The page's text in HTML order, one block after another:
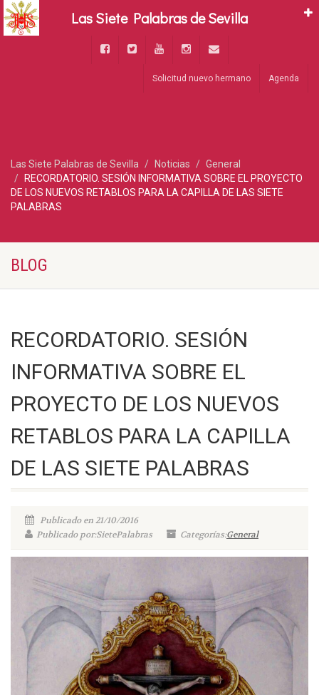
Solicitud nuevo hermano Agenda
Las Siete Palabras de Sevilla Noticias
General
RECORDATORIO. SESIÓN INFORMATIVA SOBRE EL PROYECTO
DE LOS NUEVOS RETABLOS PARA LA CAPILLA DE LAS SIETE
PALABRAS
BLOG
RECORDATORIO. SESIÓN
INFORMATIVA SOBRE EL
PROYECTO DE LOS NUEVOS
RETABLOS PARA LA CAPILLA
DE LAS SIETE PALABRAS
Publicado en 21/10/2016
Publicado por:SietePalabras
Categorías:General
Las Siete Palabras de Sevilla